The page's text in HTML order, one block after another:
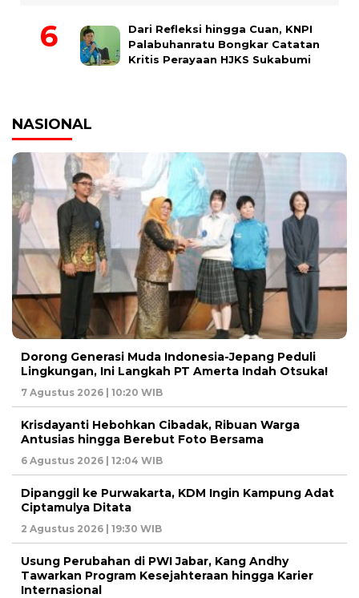
Dari Refleksi hingga Cuan, KNPI
Palabuhanratu Bongkar Catatan
Kritis Perayaan HJKS Sukabumi
NASIONAL
Dorong Generasi Muda Indonesia-Jepang Peduli
Lingkungan, Ini Langkah PT Amerta Indah Otsuka!
7 Agustus 2026 | 10:20 WIB
Krisdayanti Hebohkan Cibadak, Ribuan Warga
Antusias hingga Berebut Foto Bersama
6 Agustus 2026 | 12:04 WIB
Dipanggil ke Purwakarta, KDM Ingin Kampung Adat
Ciptamulya Ditata
2 Agustus 2026 | 19:30 WIB
Usung Perubahan di PWI Jabar, Kang Andhy
Tawarkan Program Kesejahteraan hingga Karier
Internasional